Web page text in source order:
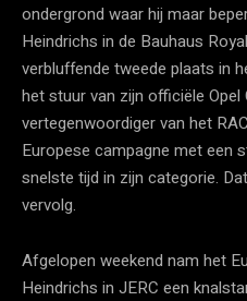
ondergrond waar hij maar
Heindrichs in de Bauhaus
verbluffende tweede plaats in
het stuur van zijn officiële Opel
vertegenwoordiger van het
Europese campagne met een
snelste tijd in zijn categorie.
vervolg.
Afgelopen weekend nam het
Heindrichs in JERC een